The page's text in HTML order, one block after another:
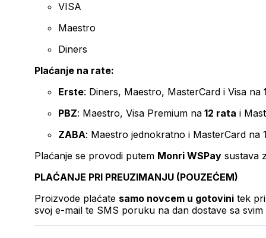
VISA
Maestro
Diners
Plaćanje na rate:
Erste: Diners, Maestro, MasterCard i Visa na
PBZ: Maestro, Visa Premium na 12 rata i
ZABA: Maestro jednokratno i MasterCard na
Plaćanje se provodi putem Monri WSPay sustava
PLAĆANJE PRI PREUZIMANJU (POUZEĆEM)
Proizvode plaćate samo novcem u gotovini tek
svoj e-mail te SMS poruku na dan dostave sa svim